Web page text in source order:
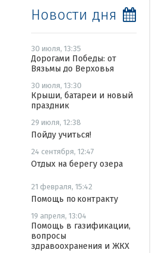
Новости дня
30 июля, 13:35
Дорогами Победы: от
Вязьмы до Верховья
30 июля, 13:30
Крыши, батареи и новый
праздник
29 июля, 12:38
Пойду учиться!
24 сентября, 12:47
Отдых на берегу озера
21 февраля, 15:42
Помощь по контракту
19 апреля, 13:04
Помощь в газификации,
вопросы
здравоохранения и ЖКХ